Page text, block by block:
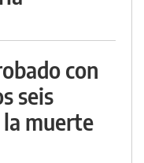
con
seis
muerte